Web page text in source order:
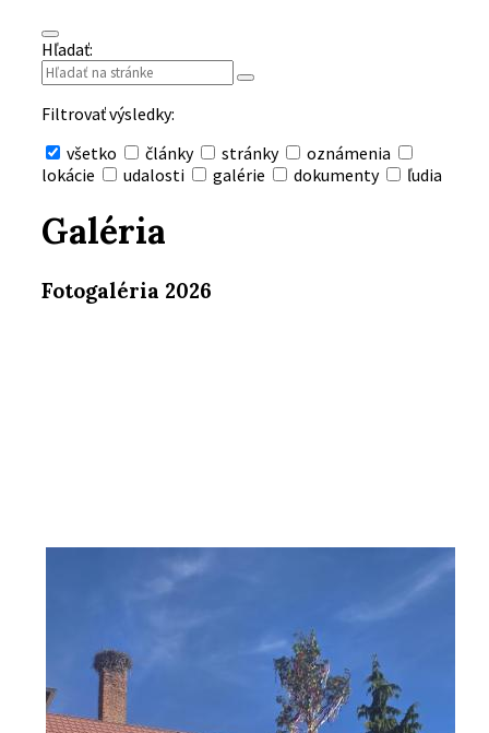
Hľadať:
Filtrovať výsledky:
všetko
články stránky
oznámenia
lokácie
udalosti galérie dokumenty ľudia
vyhľadávanie
Galéria
Fotogaléria 2026